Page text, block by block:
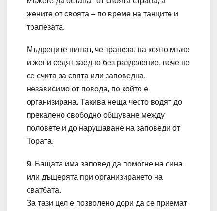
жените от своята – по време на танците и
трапезата.
Мъдреците пишат, че трапеза, на която мъже
и жени седят заедно без разделение, вече не
се счита за свята или заповедна,
независимо от повода, по който е
организирана. Такива неща често водят до
прекалено свободно общуване между
половете и до нарушаване на заповеди от
Тората.
9. Бащата има заповед да помогне на сина
или дъщерята при организирането на
сватбата.
За тази цел е позволено дори да се приемат